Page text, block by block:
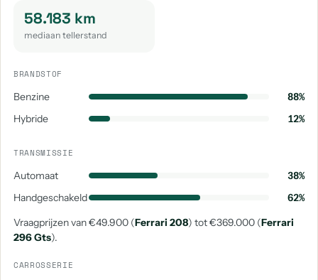
58.183 km
mediaan tellerstand
BRANDSTOF
Benzine
88%
Hybride
12%
TRANSMISSIE
Automaat
38%
Handgeschakeld
62%
Vraagprijzen van €49.900 (Ferrari 208) tot €369.000 (Ferrari
296 Gts).
CARROSSERIE